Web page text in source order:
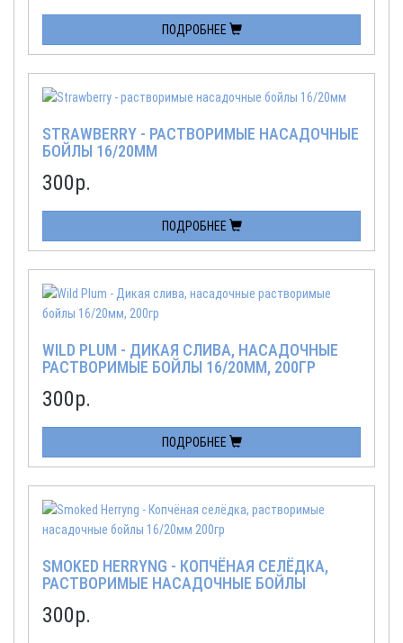
ПОДРОБНЕЕ
STRAWBERRY - РАСТВОРИМЫЕ НАСАДОЧНЫЕ
БОЙЛЫ 16/20ММ
300р.
ПОДРОБНЕЕ
WILD PLUM - ДИКАЯ СЛИВА, НАСАДОЧНЫЕ
РАСТВОРИМЫЕ БОЙЛЫ 16/20ММ, 200ГР
300р.
ПОДРОБНЕЕ
SMOKED HERRYNG - КОПЧЁНАЯ СЕЛЁДКА,
РАСТВОРИМЫЕ НАСАДОЧНЫЕ БОЙЛЫ
300р.